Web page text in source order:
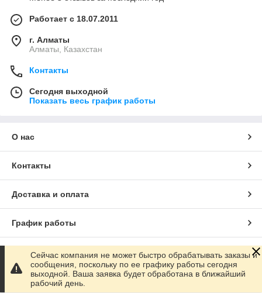
Работает с 18.07.2011
г. Алматы
Алматы, Казахстан
Контакты
Сегодня выходной
Показать весь график работы
О нас
Контакты
Доставка и оплата
График работы
Полная версия сайта
Сайт создан на маркетплейсе Satu.kz
Сейчас компания не может быстро обрабатывать заказы и
сообщения, поскольку по ее графику работы сегодня
выходной. Ваша заявка будет обработана в ближайший
рабочий день.